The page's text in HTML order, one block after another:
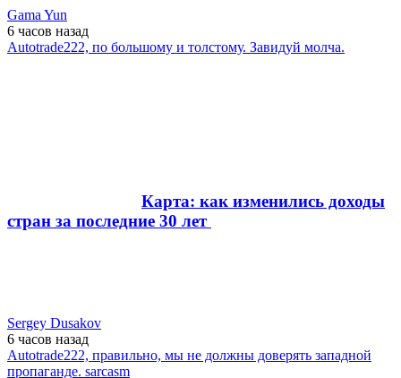
Gama Yun
6 часов назад
Autotrade222, по большому и толстому. Завидуй молча.
Карта: как изменились доходы
стран за последние 30 лет
Sergey Dusakov
6 часов назад
Autotrade222, правильно, мы не должны доверять западной
пропаганде. sarcasm